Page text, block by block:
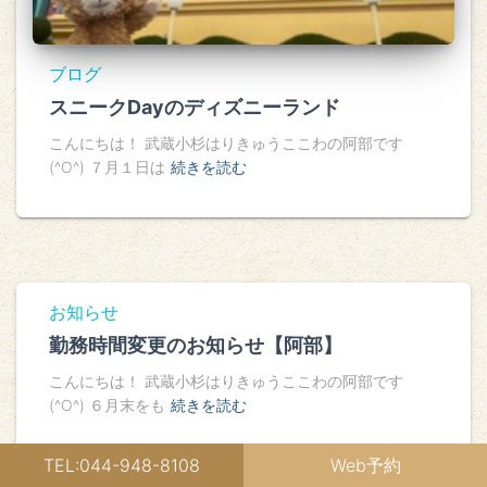
TEL:044-948-8108 Web予約
ブログ
スニークDayのディズニーランド
こんにちは！ 武蔵小杉はりきゅうここわの阿部です
(^O^) ７月１日は 続きを読む
お知らせ
勤務時間変更のお知らせ【阿部】
こんにちは！ 武蔵小杉はりきゅうここわの阿部です
(^O^) ６月末をも 続きを読む